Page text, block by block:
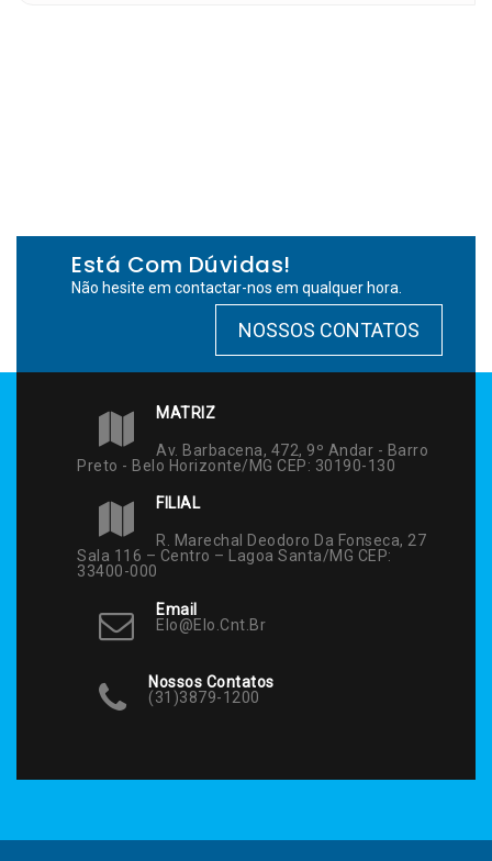
Está Com Dúvidas!
Não hesite em contactar-nos em qualquer hora.
NOSSOS CONTATOS
MATRIZ
Av. Barbacena, 472, 9º Andar - Barro
Preto - Belo Horizonte/MG CEP: 30190-130
FILIAL
R. Marechal Deodoro Da Fonseca, 27
Sala 116 – Centro – Lagoa Santa/MG CEP:
33400-000
Email
Elo@elo.cnt.br
Nossos Contatos
(31)3879-1200